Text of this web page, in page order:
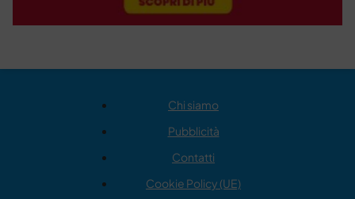
Chi siamo
Pubblicità
Contatti
Cookie Policy (UE)